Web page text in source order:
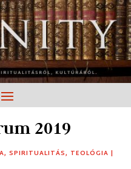
2019
,SPIRITUALITÁS, TEOLÓGIA |